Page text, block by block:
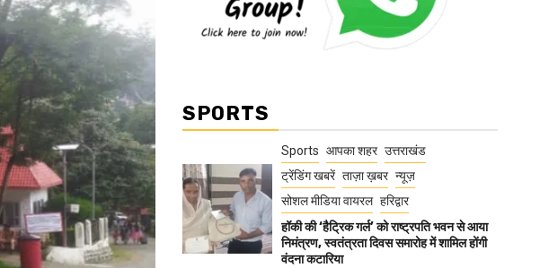
SPORTS
Sports आपका शहर उत्तराखंड
ट्रेंडिंग खबरें ताज़ा ख़बर न्यूज़
सोशल मीडिया वायरल हरिद्वार
हॉकी की ‘हैट्रिक गर्ल’ को राष्ट्रपति भवन से आया
निमंत्रण, स्वतंत्रता दिवस समारोह में शामिल होंगी
वंदना कटारिया